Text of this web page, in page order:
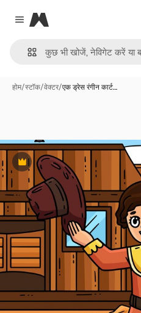
Close menu
Magnific
होम/स्टॉक/वेक्टर/एक ड्रेस रंगीन कार्ट…
Premium